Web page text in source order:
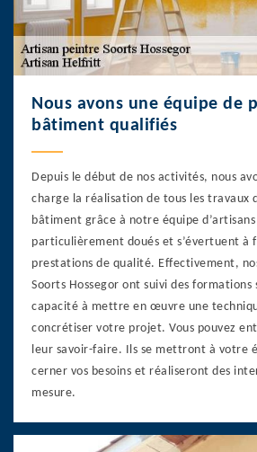
Nous avons une équipe de
bâtiment qualifiés
Depuis le début de nos activités, nous
charge la réalisation de tous les travaux
bâtiment grâce à notre équipe
particulièrement doués et s’évertuent à
prestations de qualité. Effectivement,
Soorts Hossegor ont suivi des formations
capacité à mettre en œuvre une
concrétiser votre projet. Vous pouvez
leur savoir-faire. Ils se mettront à votre
cerner vos besoins et réaliseront des
mesure.